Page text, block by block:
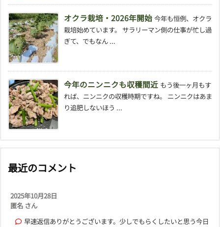
オクラ栽培・2026年開始 今年も恒例、オクラ
栽培始めています。 サラリーマン側の仕事が忙し過
ぎて、でもなん ...
今年のニンニクも収穫間近 もう後一ヶ月もす
れば、ニンニクの収穫時期ですね。 ニンニクはあま
り追肥しないほう ...
最近のコメント
2025年10月28日
匿名 さん
早速返信ありがとうございます。少しでもらくしたいと思う今日